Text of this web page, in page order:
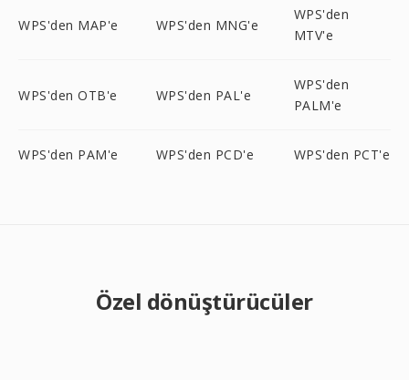
WPS'den MAP'e WPS'den MNG'e
WPS'den
MTV'e
WPS'den OTB'e WPS'den PAL'e
WPS'den
PALM'e
WPS'den PAM'e WPS'den PCD'e WPS'den PCT'e
Özel dönüştürücüler